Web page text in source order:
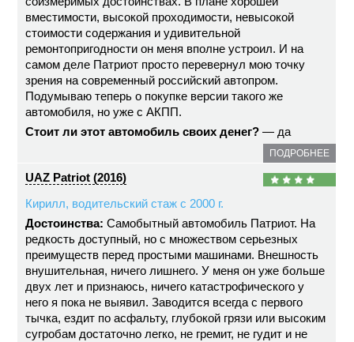
вместимости, высокой проходимости, невысокой
стоимости содержания и удивительной
ремонтопригодности он меня вполне устроил. И на
самом деле Патриот просто перевернул мою точку
зрения на современный российский автопром.
Подумываю теперь о покупке версии такого же
автомобиля, но уже с АКПП.
Стоит ли этот автомобиль своих денег? — да
ПОДРОБНЕЕ
UAZ Patriot (2016)
Кирилл, водительский стаж с 2000 г.
Достоинства: Самобытный автомобиль Патриот. На
редкость доступный, но с множеством серьезных
преимуществ перед простыми машинами. Внешность
внушительная, ничего лишнего. У меня он уже больше
двух лет и признаюсь, ничего катастрофического у
него я пока не выявил. Заводится всегда с первого
тычка, ездит по асфальту, глубокой грязи или высоким
сугробам достаточно легко, не гремит, не гудит и не